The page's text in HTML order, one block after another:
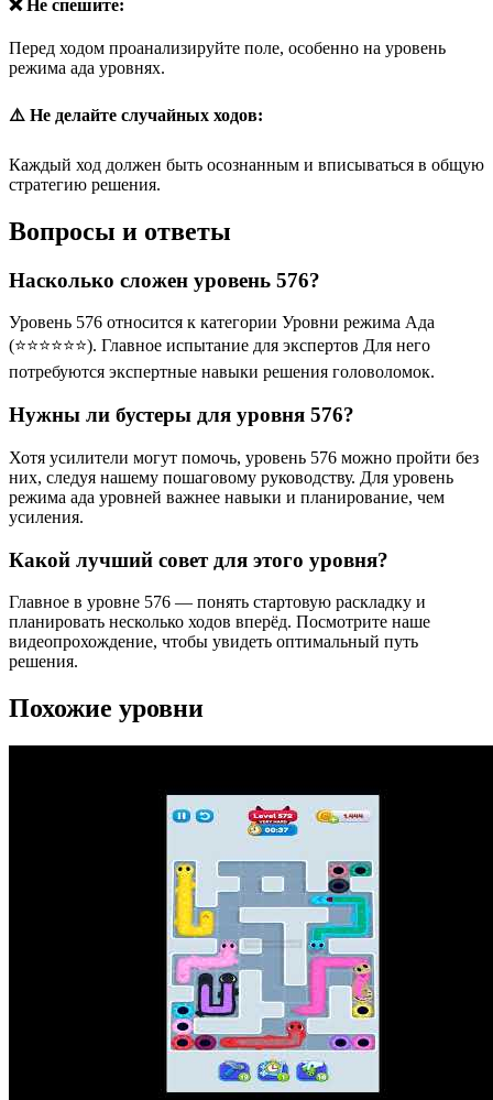
❌ Не спешите:
Перед ходом проанализируйте поле, особенно на уровень
режима ада уровнях.
⚠️ Не делайте случайных ходов:
Каждый ход должен быть осознанным и вписываться в общую
стратегию решения.
Вопросы и ответы
Насколько сложен уровень 576?
Уровень 576 относится к категории Уровни режима Ада
(⭐⭐⭐⭐⭐⭐). Главное испытание для экспертов Для него
потребуются экспертные навыки решения головоломок.
Нужны ли бустеры для уровня 576?
Хотя усилители могут помочь, уровень 576 можно пройти без
них, следуя нашему пошаговому руководству. Для уровень
режима ада уровней важнее навыки и планирование, чем
усиления.
Какой лучший совет для этого уровня?
Главное в уровне 576 — понять стартовую раскладку и
планировать несколько ходов вперёд. Посмотрите наше
видеопрохождение, чтобы увидеть оптимальный путь
решения.
Похожие уровни